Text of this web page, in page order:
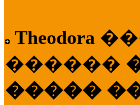
Theodora
������
�����